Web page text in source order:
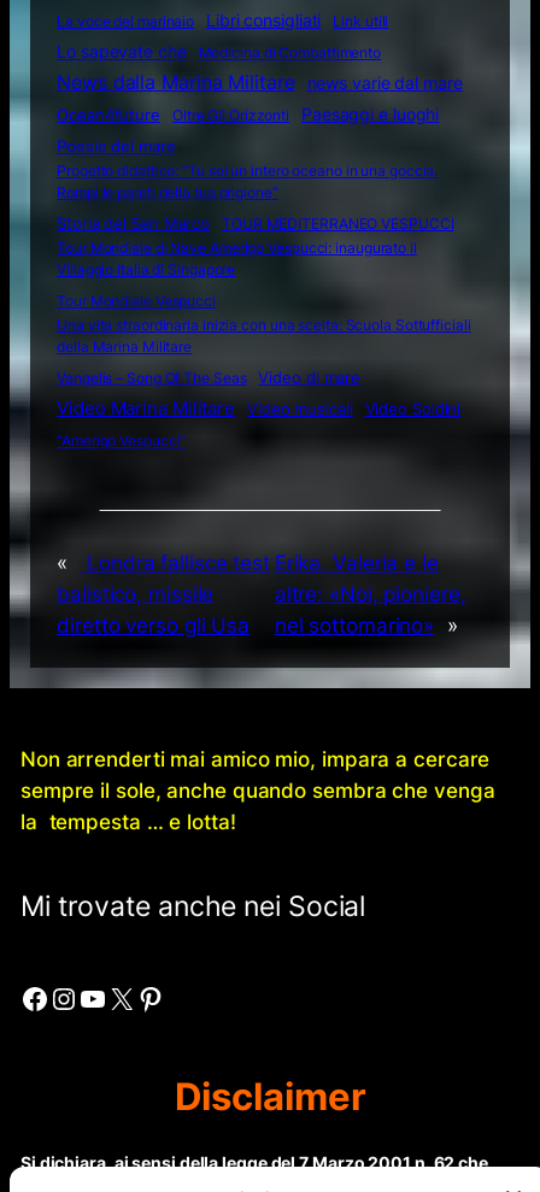
La voce del marinaio
Libri consigliati Link utili
Lo sapevate che Medicina di Combattimento
News dalla Marina Militare
news varie dal mare
Ocean4future
Oltre Gli Orizzonti
Paesaggi e luoghi
Poesie del mare
Progetto didattico: “Tu sei un intero oceano in una goccia.
Rompi le pareti della tua prigione”
Storia del San Marco
TOUR MEDITERRANEO VESPUCCI
Tour Mondiale di Nave Amerigo Vespucci: inaugurato il
Villaggio Italia di Singapore
Tour Mondiale Vespucci
Una vita straordinaria inizia con una scelta: Scuola Sottufficiali
della Marina Militare
Vangelis – Song Of The Seas
Video di mare
Video Marina Militare Video musicali
Video Soldini
“Amerigo Vespucci”
«
Londra fallisce test
balistico, missile
diretto verso gli Usa
Erika, Valeria e le
altre: «Noi, pioniere,
nel sottomarino»
»
Non arrenderti mai amico mio, impara a cercare
sempre il sole, anche quando sembra che venga
la tempesta … e lotta!
Mi trovate anche nei Social
Facebook Instagram YouTube X Pinterest
Disclaimer
Si dichiara, ai sensi della legge del 7 Marzo 2001 n. 62 che